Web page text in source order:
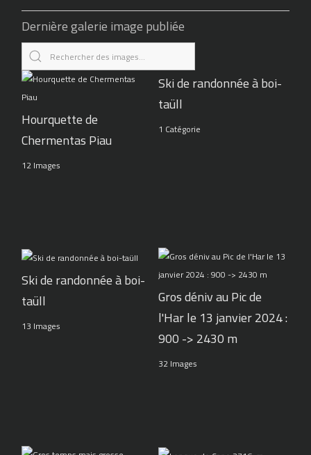
Dernière galerie image publiée
Hourquette de
Chermentas Piau
12 Images
Ski de randonnée à boi-
taüll
1 Catégorie
Ski de randonnée à boi-
taüll
13 Images
Gros déniv au Pic de
l'Har le 13 janvier 2024 :
900 -> 2430 m
32 Images